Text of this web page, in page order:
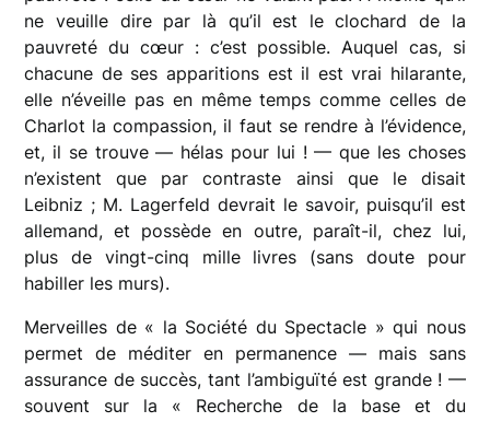
ne veuille dire par là qu’il est le clochard de la
pauvreté du cœur : c’est possible. Auquel cas, si
chacune de ses apparitions est il est vrai hilarante,
elle n’éveille pas en même temps comme celles de
Charlot la compassion, il faut se rendre à l’évidence,
et, il se trouve — hélas pour lui ! — que les choses
n’existent que par contraste ainsi que le disait
Leibniz ; M. Lagerfeld devrait le savoir, puisqu’il est
allemand, et possède en outre, paraît-il, chez lui,
plus de vingt-cinq mille livres (sans doute pour
habiller les murs).
Merveilles de « la Société du Spectacle » qui nous
permet de méditer en permanence — mais sans
assurance de succès, tant l’ambiguïté est grande ! —
souvent sur la « Recherche de la base et du